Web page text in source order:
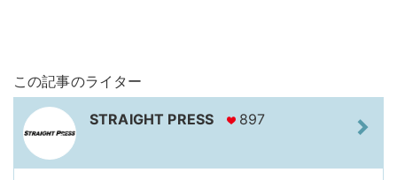
この記事のライター
STRAIGHT PRESS 897